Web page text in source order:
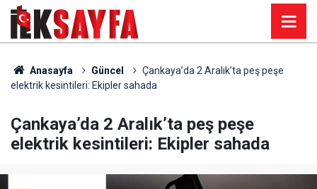
Anasayfa Güncel
Çankaya’da 2 Aralık’ta peş peşe
elektrik kesintileri: Ekipler sahada
Çankaya’da 2 Aralık’ta peş peşe
elektrik kesintileri: Ekipler sahada